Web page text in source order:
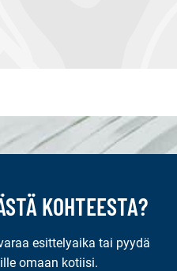
KOHTEESTA?
esittelyaika tai pyydä
omaan kotiisi.